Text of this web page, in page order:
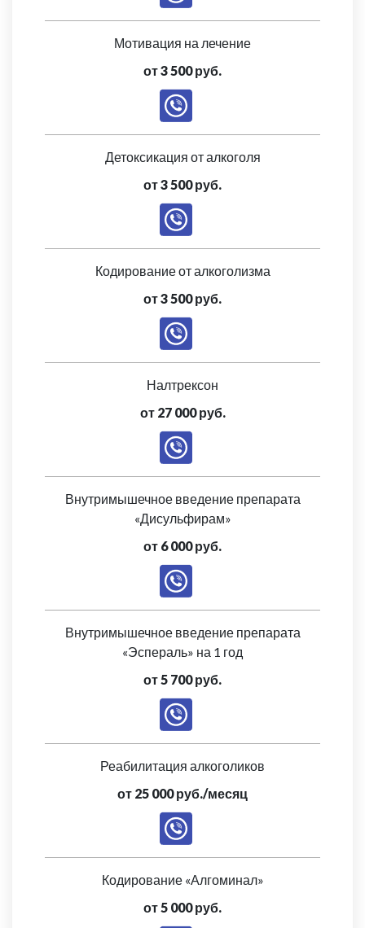
Мотивация на лечение
от 3 500 руб.
Детоксикация от алкоголя
от 3 500 руб.
Кодирование от алкоголизма
от 3 500 руб.
Налтрексон
от 27 000 руб.
Внутримышечное введение препарата
«Дисульфирам»
от 6 000 руб.
Внутримышечное введение препарата
«Эспераль» на 1 год
от 5 700 руб.
Реабилитация алкоголиков
от 25 000 руб./месяц
Кодирование «Алгоминал»
от 5 000 руб.